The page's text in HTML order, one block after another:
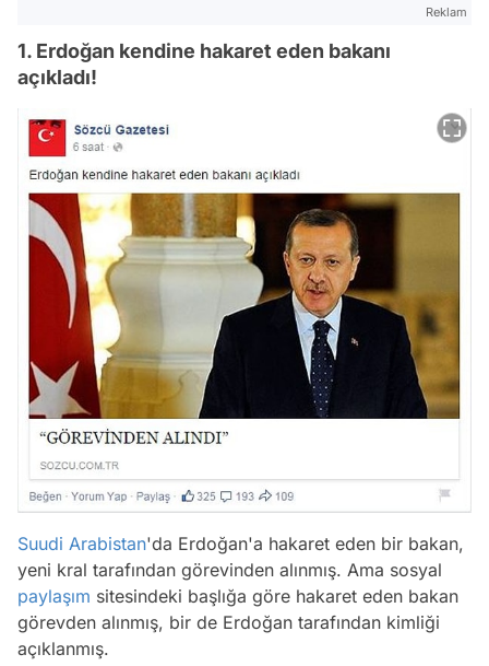
Reklam
1. Erdoğan kendine hakaret eden bakanı
açıkladı!
Suudi Arabistan'da Erdoğan'a hakaret eden bir bakan,
yeni kral tarafından görevinden alınmış. Ama sosyal
paylaşım sitesindeki başlığa göre hakaret eden bakan
görevden alınmış, bir de Erdoğan tarafından kimliği
açıklanmış.